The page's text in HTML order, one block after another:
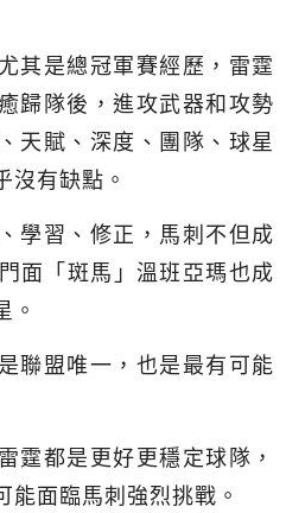
其是總冠軍賽經歷，雷霆
歸隊後，進攻武器和攻勢
天賦、深度、團隊、球星
沒有缺點。
學習、修正，馬刺不但成
面「斑馬」溫班亞瑪也成
。
聯盟唯一，也是最有可能
霆都是更好更穩定球隊，
面臨馬刺強烈挑戰。